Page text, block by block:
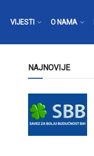
VIJESTI O NAMA
NAJNOVIJE